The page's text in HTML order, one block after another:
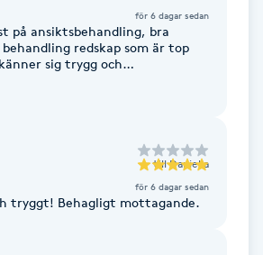
för 6 dagar sedan
på ansiktsbehandling, bra
redskap som är top
sig trygg och
till Daniella
för 6 dagar sedan
tryggt! Behagligt mottagande.